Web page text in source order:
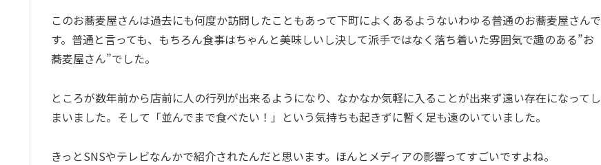
このお蕎麦屋さんは過去にも何度か訪問したこともあって下町によくあるようないわゆる普通のお蕎麦屋さんで
す。普通と言っても、もちろん食事はちゃんと美味しいし決して派手ではなく落ち着いた雰囲気で趣のある”お
蕎麦屋さん”でした。
ところが数年前から店前に人の行列が出来るようになり、なかなか気軽に入ることが出来ず遠い存在になってし
まいました。そして「並んでまで食べたい！」という気持ちも起きずに暫く足も遠のいていました。
きっとSNSやテレビなんかで紹介されたんだと思います。ほんとメディアの影響ってすごいですよね。